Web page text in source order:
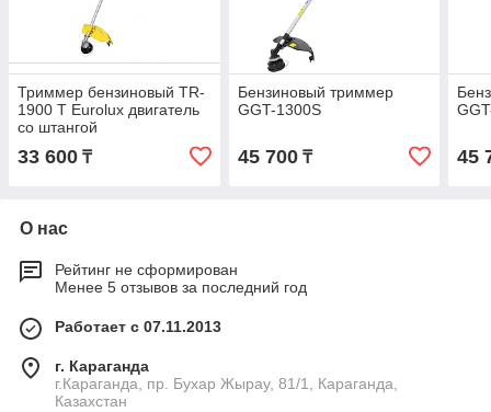
Триммер бензиновый TR-
1900 T Eurolux двигатель
со штангой
33 600 ₸
Бензиновый триммер
GGT-1300S
45 700₸ 45
О нас
Рейтинг не сформирован
Менее 5 отзывов за последний год
Работает с 07.11.2013
г. Караганда
г.Караганда, пр. Бухар Жырау, 81/1, Караганда,
Казахстан